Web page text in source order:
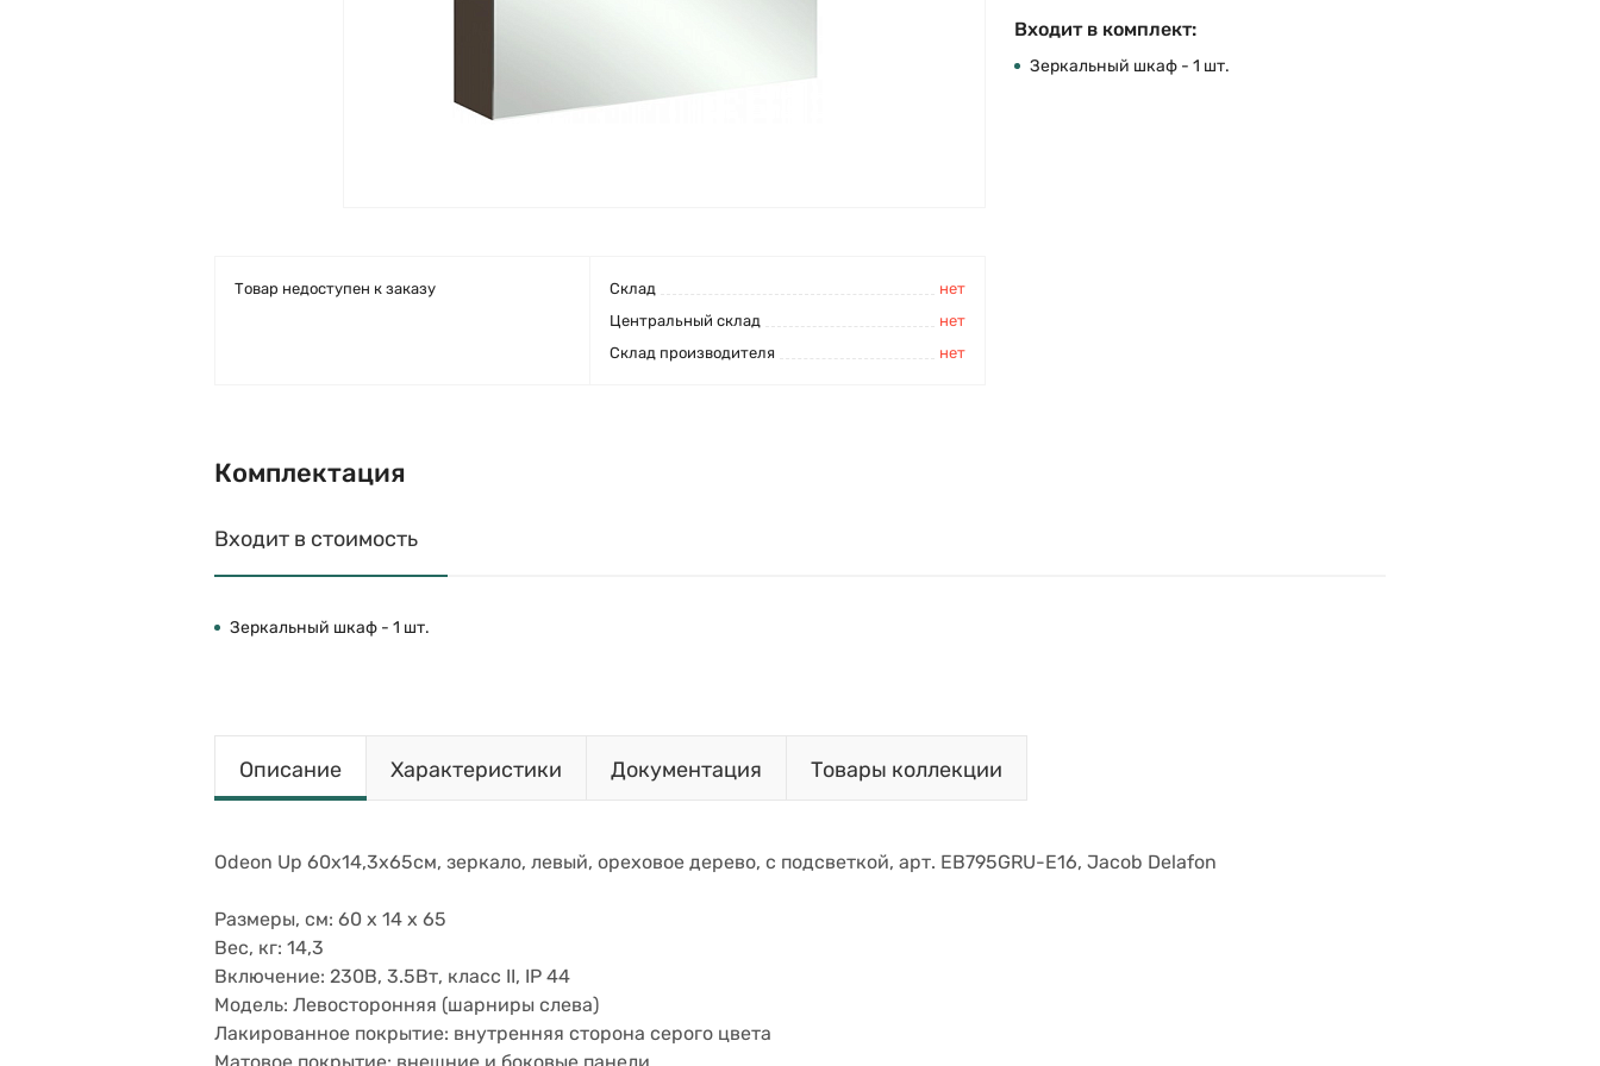
Товар недоступен к заказу Cклад
нет
Центральный склад
нет
Склад производителя
нет
Входит в комплект:
Зеркальный шкаф - 1 шт.
Комплектация
Входит в стоимость
Зеркальный шкаф - 1 шт.
Описание Характеристики Документация Товары коллекции
Odeon Up 60х14,3х65см, зеркало, левый, ореховое дерево, с подсветкой, арт. EB795GRU-E16, Jacob Delafon
Размеры, см: 60 x 14 x 65
Вес, кг: 14,3
Включение: 230В, 3.5Вт, класс II, IP 44
Модель: Левосторонняя (шарниры слева)
Лакированное покрытие: внутренняя сторона серого цвета